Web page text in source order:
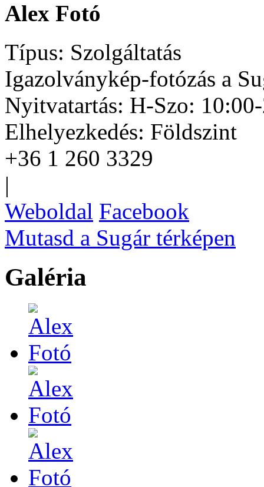
Alex Fotó
Típus: Szolgáltatás
Igazolványkép-fotózás a
Nyitvatartás: H-Szo:
Elhelyezkedés: Földszint
+36 1 260 3329
|
Weboldal Facebook
Mutasd a Sugár térképen
Galéria